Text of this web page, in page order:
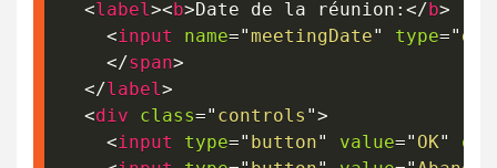
<label ><b>Date de la réunion: </b>
<input name="meetingDate" type="
</span>
</label >
<div class=" controls ">
<input type=" button" value=" OK"